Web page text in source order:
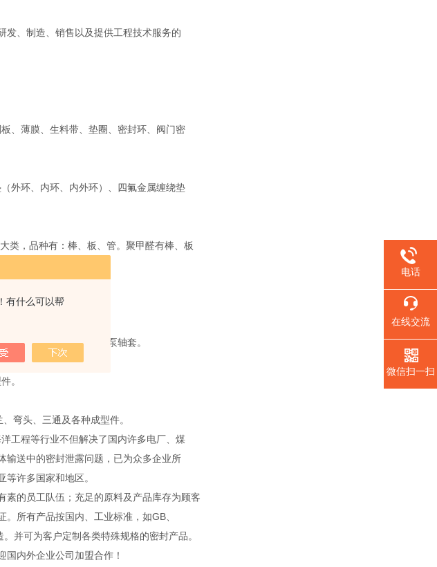
有什么可以帮
发、制造、销售以及提供工程技术服务的
、薄膜、生料带、垫圈、密封环、阀门密
外环、内环、内外环）、四氟金属缠绕垫
，品种有：棒、板、管。聚甲醛有棒、板
硅橡胶。
、填料、平环、液下泵轴套。
。
弯头、三通及各种成型件。
工程等行业不但解决了国内许多电厂、煤
输送中的密封泄露问题，已为众多企业所
等许多国家和地区。
的员工队伍；充足的原料及产品库存为顾客
所有产品按国内、工业标准，如GB、
并可为客户定制各类特殊规格的密封产品。
内外企业公司加盟合作！
电话
在线交流
微信扫一扫